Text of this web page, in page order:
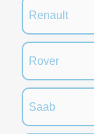
Renault
Rover
Saab